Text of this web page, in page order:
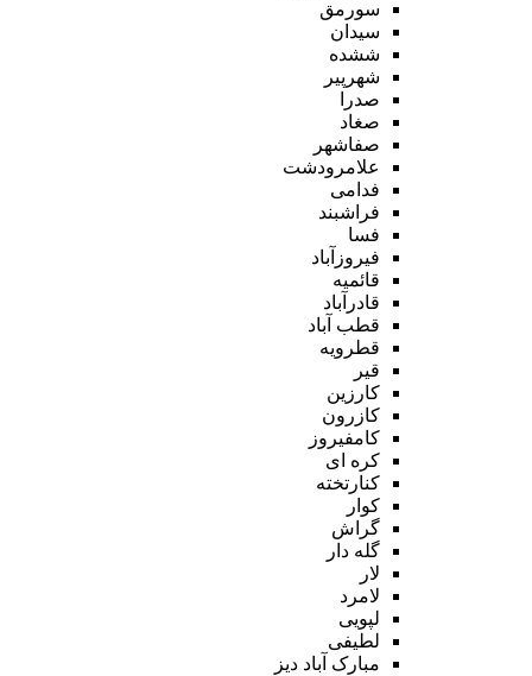
سورمق
سیدان
ششده
شهرپیر
صدرا
صغاد
صفاشهر
علامرودشت
فدامی
فراشبند
فسا
فیروزآباد
قائمیه
قادرآباد
قطب آباد
قطرویه
قیر
کارزین
کازرون
کامفیروز
کره ای
کنارتخته
کوار
گراش
گله دار
لار
لامرد
لپویی
لطیفی
مبارک آباد دیز